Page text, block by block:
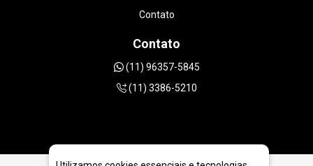
Contato
Contato
(11) 96357-5845
(11) 3386-5210